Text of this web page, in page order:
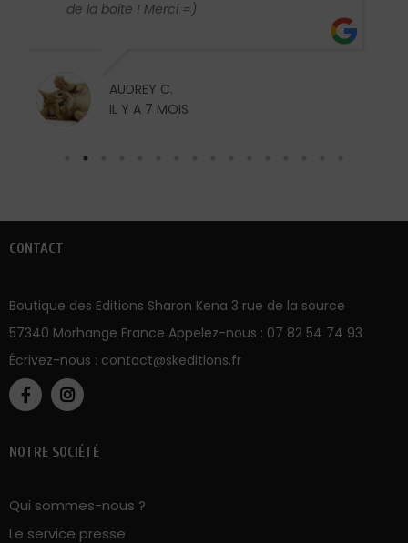
CONTACT
57340 Morhange France Appelez-nous : 07 82 54 74 93
Écrivez-nous :contact@skeditions.fr
Le service presse
Vos manuscrits